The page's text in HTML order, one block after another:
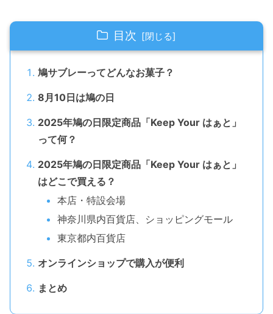
目次
鳩サブレーってどんなお菓子？
8月10日は鳩の日
2025年鳩の日限定商品「Keep Your はぁと」
って何？
2025年鳩の日限定商品「Keep Your はぁと」
はどこで買える？
本店・特設会場
神奈川県内百貨店、ショッピングモール
東京都内百貨店
オンラインショップで購入が便利
まとめ